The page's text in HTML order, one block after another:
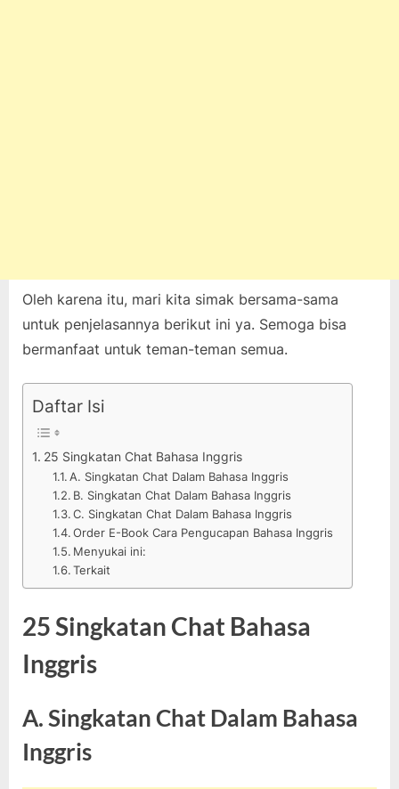
Oleh karena itu, mari kita simak bersama-sama
untuk penjelasannya berikut ini ya. Semoga bisa
bermanfaat untuk teman-teman semua.
Daftar Isi
25 Singkatan Chat Bahasa Inggris
A. Singkatan Chat Dalam Bahasa Inggris
B. Singkatan Chat Dalam Bahasa Inggris
C. Singkatan Chat Dalam Bahasa Inggris
Order E-Book Cara Pengucapan Bahasa Inggris
Menyukai ini:
Terkait
25 Singkatan Chat Bahasa
Inggris
A. Singkatan Chat Dalam Bahasa
Inggris